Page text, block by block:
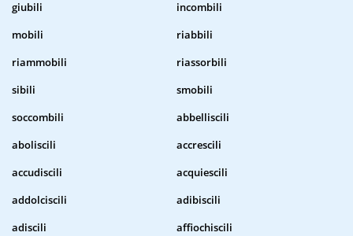
giubili
incombili
mobili
riabbili
riammobili
riassorbili
sibili
smobili
soccombili
abbelliscili
aboliscili
accrescili
accudiscili
acquiescili
addolciscili
adibiscili
adiscili
affiochiscili